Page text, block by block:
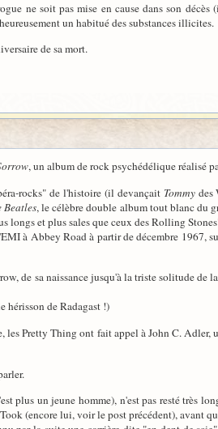
ne soit pas mise en cause dans son
un habitué des substances illicites.
de sa mort.
, un album de rock psychédélique réalisé
rocks" de l'histoire (il devançait Tommy des
Beatles, le célèbre double album tout blanc du
et plus sales que ceux des Rolling
à Abbey Road à partir de décembre 1967,
de sa naissance jusqu'à la triste solitude de
hérisson de Radagast !)
Pretty Thing ont fait appel à John C. Adler,
plus un jeune homme), n'est pas resté très
(encore lui, voir le post précédent), avant